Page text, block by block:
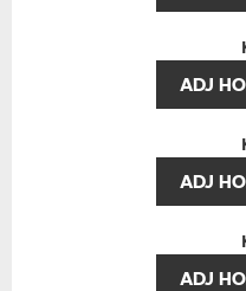
ADJ
ADJ
ADJ